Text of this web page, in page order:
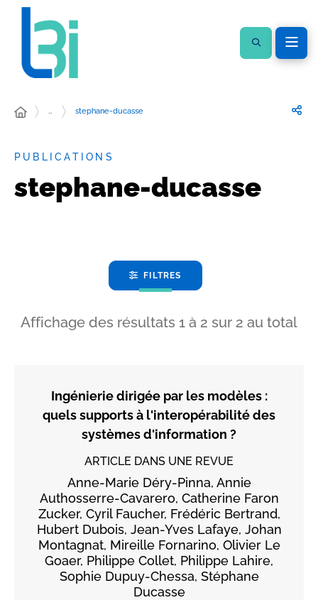
… stephane-ducasse
PUBLICATIONS
stephane-ducasse
FILTRES
Affichage des résultats 1 à 2 sur 2 au total
Ingénierie dirigée par les modèles :
quels supports à l'interopérabilité des
systèmes d'information ?
ARTICLE DANS UNE REVUE
Anne-Marie Déry-Pinna, Annie
Authosserre-Cavarero, Catherine Faron
Zucker, Cyril Faucher, Frédéric Bertrand,
Hubert Dubois, Jean-Yves Lafaye, Johan
Montagnat, Mireille Fornarino, Olivier Le
Goaer, Philippe Collet, Philippe Lahire,
Sophie Dupuy-Chessa, Stéphane
Ducasse